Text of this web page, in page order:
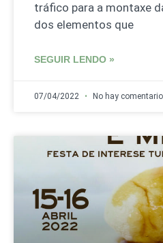
tráfico para a montaxe
dos elementos que
SEGUIR LENDO »
07/04/2022 No hay